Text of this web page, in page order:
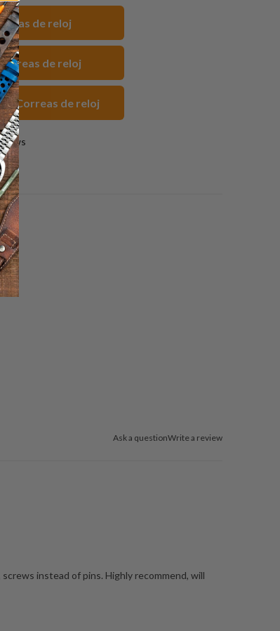
friend
de reloj
de reloj
Correas de reloj
Ask a questionWrite a review
instead of pins. Highly recommend, will